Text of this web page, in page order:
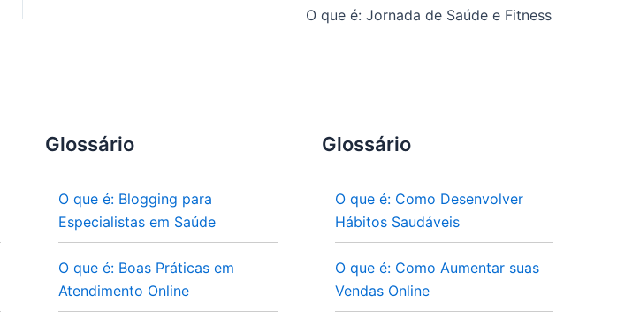
O que é: Jornada de Saúde e Fitness
Glossário
O que é: Blogging para
Especialistas em Saúde
O que é: Boas Práticas em
Atendimento Online
Glossário
O que é: Como Desenvolver
Hábitos Saudáveis
O que é: Como Aumentar suas
Vendas Online